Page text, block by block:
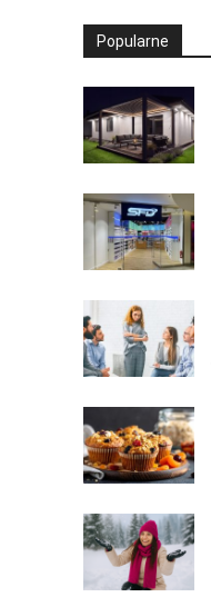
Popularne